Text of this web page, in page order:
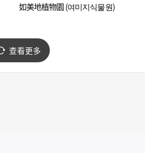
如美地植物園 (여미지식물원)
查看更多